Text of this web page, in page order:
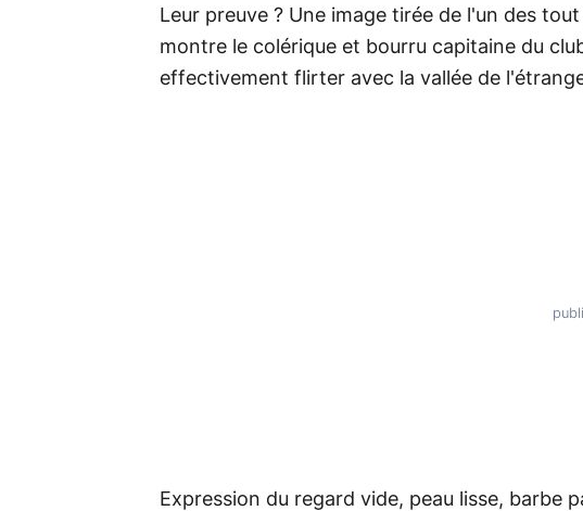
Leur preuve ? Une image tirée de l'un des
montre le colérique et bourru capitaine du
effectivement flirter avec la vallée de
Expression du regard vide, peau lisse, barbe